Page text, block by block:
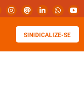
SINIDICALIZE-SE